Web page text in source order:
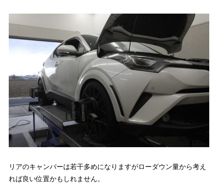
リアのキャンバーは若干多めになりますがローダウン量から考え
れば良い位置かもしれません。